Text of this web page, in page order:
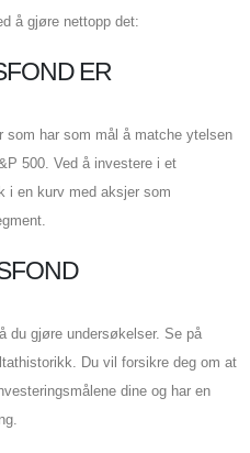
å gjøre nettopp det:
ER
som har som mål å matche ytelsen
500. Ved å investere i et
i en kurv med aksjer som
du gjøre undersøkelser. Se på
Du vil forsikre deg om at
dine og har en